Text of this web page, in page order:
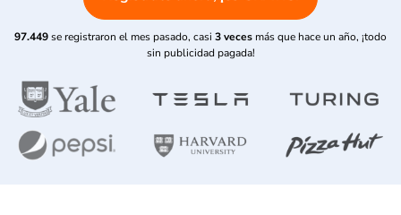
97.449se registraron el mes pasado, casi 3 veces más que hace un año, ¡todo
sin publicidad pagada!